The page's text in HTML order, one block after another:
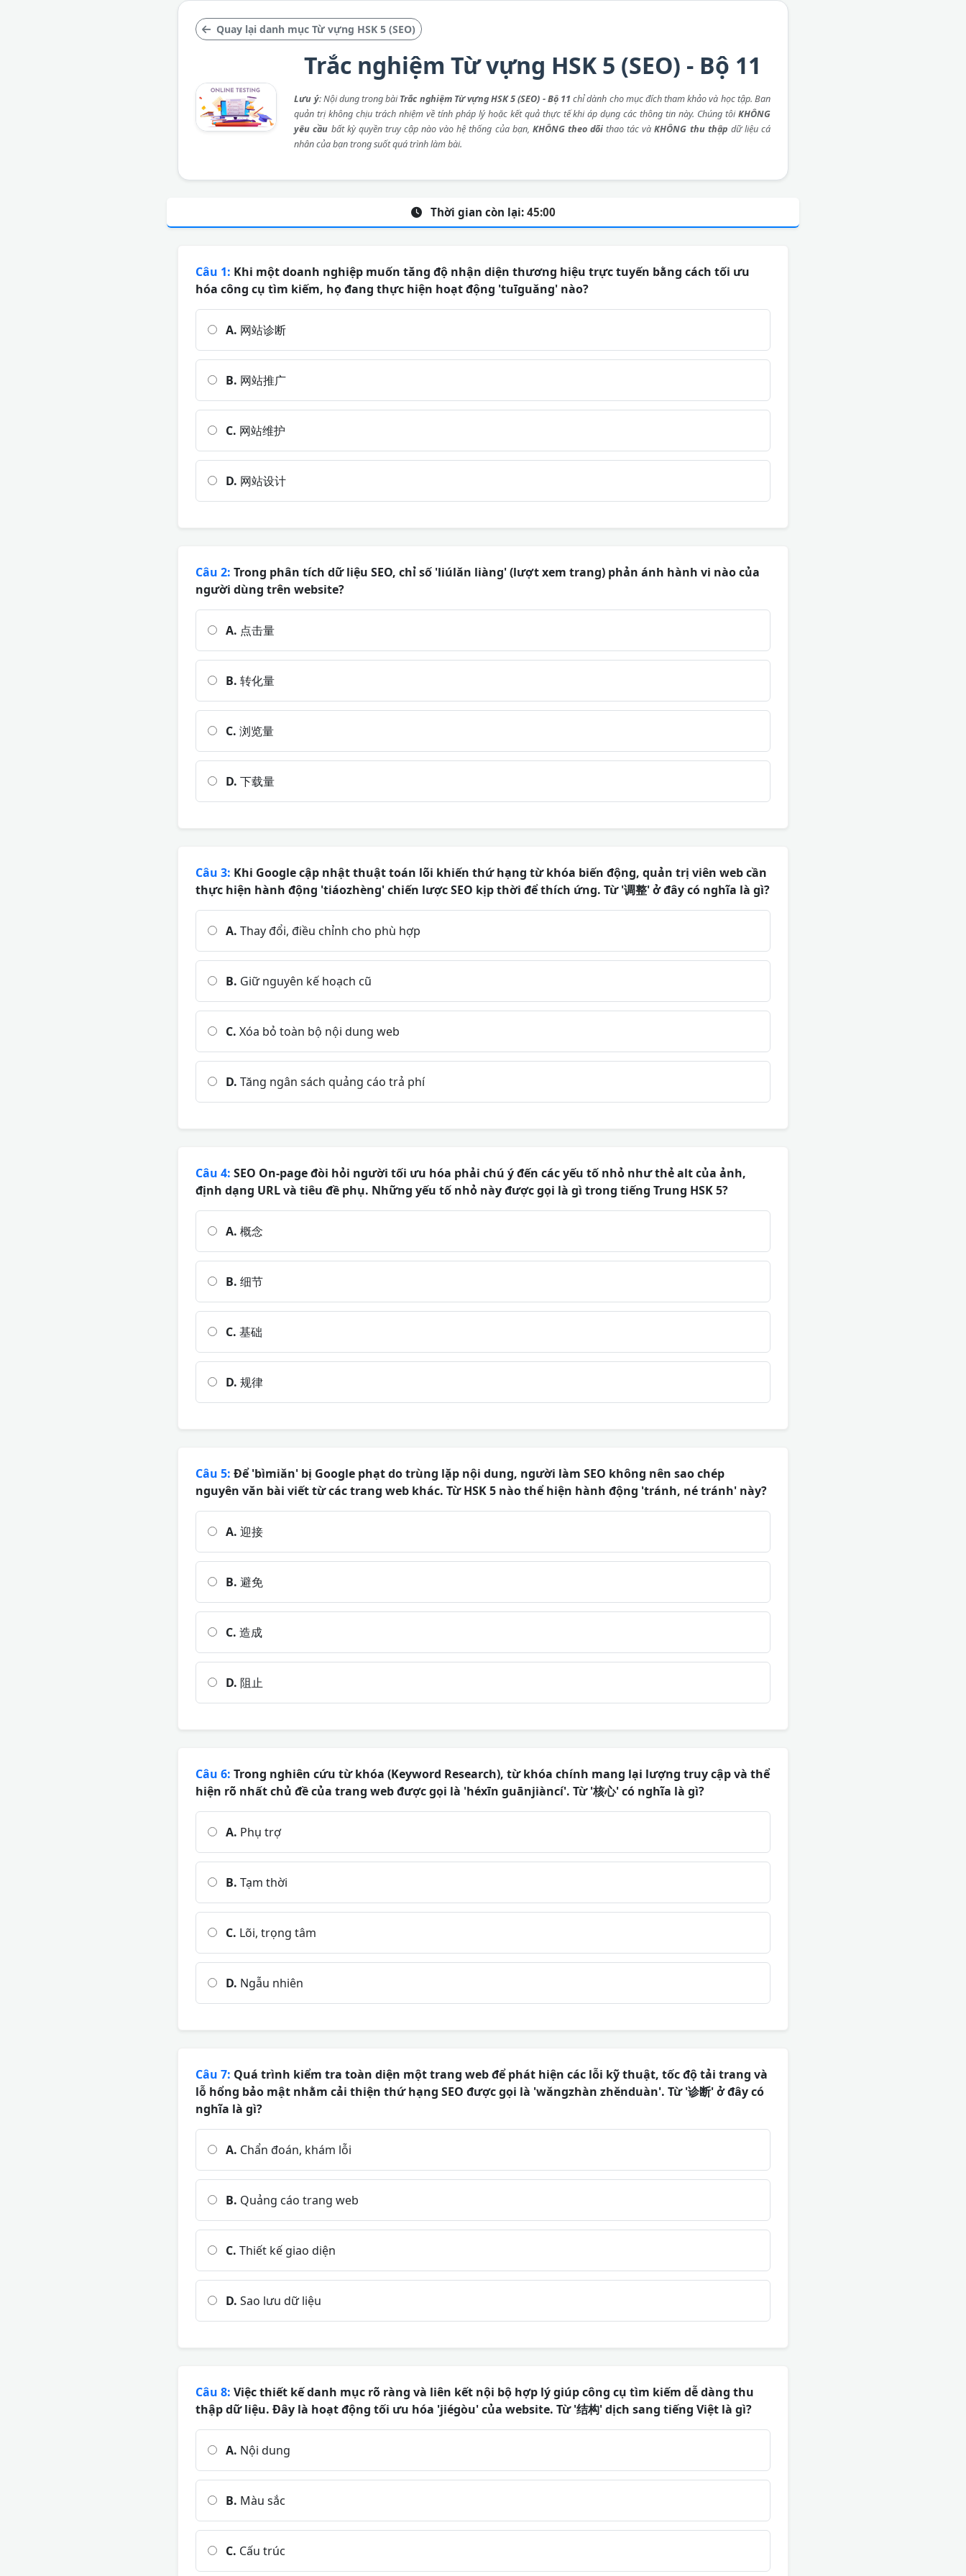
Quay lại danh mục Từ vựng HSK 5 (SEO)
Trắc nghiệm Từ vựng HSK 5 (SEO) - Bộ 11
Lưu ý: Nội dung trong bàiTrắc nghiệm Từ vựng HSK 5 (SEO) - Bộ 11 chỉ dành cho mục đích tham khảo và học tập. Ban
quản trị không chịu trách nhiệm về tính pháp lý hoặc kết quả thực tế khi áp dụng các thông tin này. Chúng tôiKHÔNG
yêu cầu bất kỳ quyền truy cập nào vào hệ thống của bạn, KHÔNG theo dõi thao tác vàKHÔNG thu thập dữ liệu cá
nhân của bạn trong suốt quá trình làm bài.
Thời gian còn lại: 45:00
Câu 1: Khi một doanh nghiệp muốn tăng độ nhận diện thương hiệu trực tuyến bằng cách tối ưu
hóa công cụ tìm kiếm, họ đang thực hiện hoạt động 'tuīguǎng' nào?
A. 网站诊断
B. 网站推广
C. 网站维护
D. 网站设计
Câu 2: Trong phân tích dữ liệu SEO, chỉ số 'liúlǎn liàng' (lượt xem trang) phản ánh hành vi nào của
người dùng trên website?
A. 点击量
B. 转化量
C. 浏览量
D. 下载量
Câu 3: Khi Google cập nhật thuật toán lõi khiến thứ hạng từ khóa biến động, quản trị viên web cần
thực hiện hành động 'tiáozhèng' chiến lược SEO kịp thời để thích ứng. Từ '调整' ở đây có nghĩa là gì?
A. Thay đổi, điều chỉnh cho phù hợp
B. Giữ nguyên kế hoạch cũ
C. Xóa bỏ toàn bộ nội dung web
D. Tăng ngân sách quảng cáo trả phí
Câu 4: SEO On-page đòi hỏi người tối ưu hóa phải chú ý đến các yếu tố nhỏ như thẻ alt của ảnh,
định dạng URL và tiêu đề phụ. Những yếu tố nhỏ này được gọi là gì trong tiếng Trung HSK 5?
A. 概念
B. 细节
C. 基础
D. 规律
Câu 5: Để 'bìmiǎn' bị Google phạt do trùng lặp nội dung, người làm SEO không nên sao chép
nguyên văn bài viết từ các trang web khác. Từ HSK 5 nào thể hiện hành động 'tránh, né tránh' này?
A. 迎接
B. 避免
C. 造成
D. 阻止
Câu 6: Trong nghiên cứu từ khóa (Keyword Research), từ khóa chính mang lại lượng truy cập và thể
hiện rõ nhất chủ đề của trang web được gọi là 'héxīn guānjiàncí'. Từ '核心' có nghĩa là gì?
A. Phụ trợ
B. Tạm thời
C. Lõi, trọng tâm
D. Ngẫu nhiên
Câu 7: Quá trình kiểm tra toàn diện một trang web để phát hiện các lỗi kỹ thuật, tốc độ tải trang và
lỗ hổng bảo mật nhằm cải thiện thứ hạng SEO được gọi là 'wǎngzhàn zhěnduàn'. Từ '诊断' ở đây có
nghĩa là gì?
A. Chẩn đoán, khám lỗi
B. Quảng cáo trang web
C. Thiết kế giao diện
D. Sao lưu dữ liệu
Câu 8: Việc thiết kế danh mục rõ ràng và liên kết nội bộ hợp lý giúp công cụ tìm kiếm dễ dàng thu
thập dữ liệu. Đây là hoạt động tối ưu hóa 'jiégòu' của website. Từ '结构' dịch sang tiếng Việt là gì?
A. Nội dung
B. Màu sắc
C. Cấu trúc